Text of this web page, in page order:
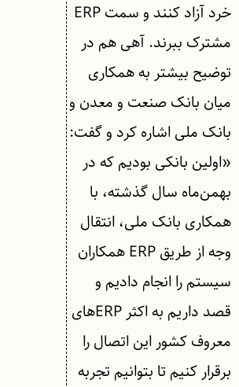
خرد آزاد کنند و سمت ERP
مشترک ببرند. آهی هم در
توضیح بیشتر به همکاری
میان بانک صنعت و معدن و
بانک ملی اشاره کرد و گفت:
«اولین بانکی بودیم که در
بهمن‌ماه سال گذشته، با
همکاری بانک ملی، انتقال
وجه از طریق ERP همکاران
سیستم را انجام دادیم و
قصد داریم به اکثر ERPهای
معروف کشور این اتصال را
برقرار کنیم تا بتوانیم تجربه